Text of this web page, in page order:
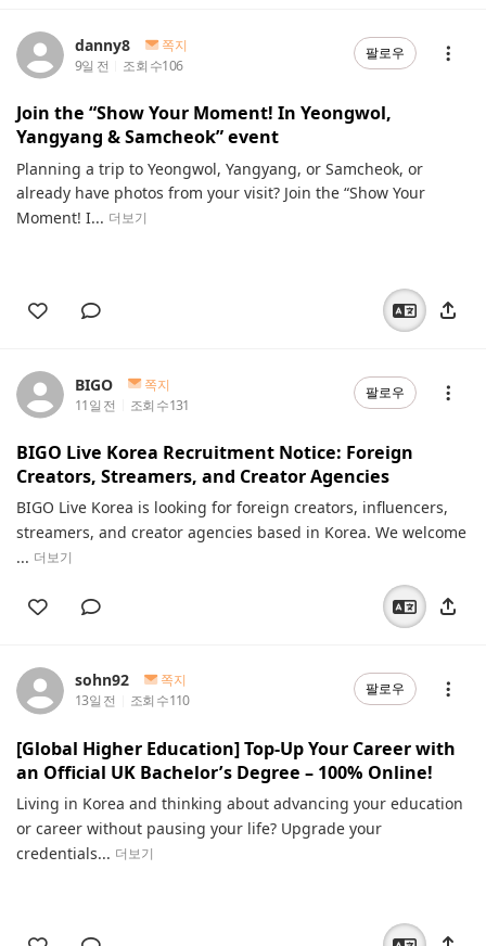
danny8
쪽지
9일 전
조회 수106
팔로우
Join the “Show Your Moment! In Yeongwol,
Yangyang & Samcheok” event
Planning a trip to Yeongwol, Yangyang, or Samcheok, or
already have photos from your visit? Join the “Show Your
Moment! I... 더보기
BIGO
쪽지
11일 전
조회 수131
팔로우
BIGO Live Korea Recruitment Notice: Foreign
Creators, Streamers, and Creator Agencies
BIGO Live Korea is looking for foreign creators, influencers,
streamers, and creator agencies based in Korea. We welcome
... 더보기
sohn92
쪽지
13일 전
조회 수110
팔로우
[Global Higher Education] Top-Up Your Career with
an Official UK Bachelor’s Degree – 100% Online!
Living in Korea and thinking about advancing your education
or career without pausing your life? Upgrade your
credentials... 더보기